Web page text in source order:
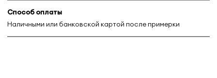
Способ оплаты
Наличными или банковской картой после примерки